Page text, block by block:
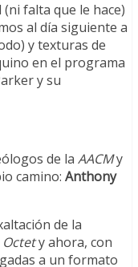
falta que le hace)
al día siguiente a
y texturas de
en el programa
y su
de la AACMy
camino: Anthony
de la
Octety ahora, con
a un formato